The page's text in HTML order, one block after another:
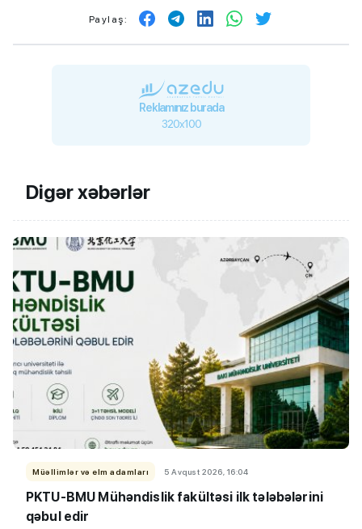
Paylaş:
Reklamınız burada
320x100
Digər xəbərlər
Müəllimlər və elm adamları 5 Avqust 2026, 16:04
PKTU-BMU Mühəndislik fakültəsi ilk tələbələrini
qəbul edir